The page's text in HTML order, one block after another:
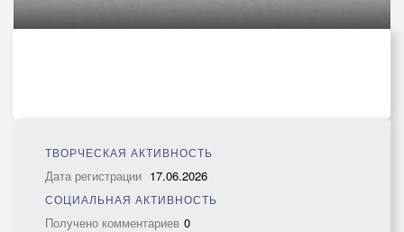
ТВОРЧЕСКАЯ АКТИВНОСТЬ
Дата регистрации 17.06.2026
СОЦИАЛЬНАЯ АКТИВНОСТЬ
Получено комментариев 0